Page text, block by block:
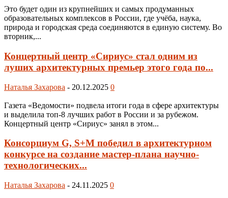
Это будет один из крупнейших и самых продуманных
образовательных комплексов в России, где учёба, наука,
природа и городская среда соединяются в единую систему. Во
вторник,...
Концертный центр «Сириус» стал одним из
луших архитектурных премьер этого года по...
Наталья Захарова - 20.12.2025 0
Газета «Ведомости» подвела итоги года в сфере архитектуры
и выделила топ-8 лучших работ в России и за рубежом.
Концертный центр «Сириус» занял в этом...
Консорциум G, S+M победил в архитектурном
конкурсе на создание мастер-плана научно-
технологических...
Наталья Захарова - 24.11.2025 0